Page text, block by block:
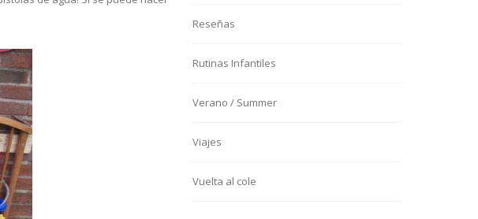
Reseñas
Rutinas Infantiles
Verano / Summer
Viajes
Vuelta al cole